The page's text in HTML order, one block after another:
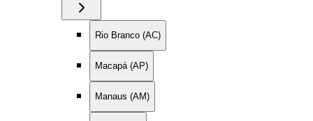
Rio Branco (AC)
Macapá (AP)
Manaus (AM)